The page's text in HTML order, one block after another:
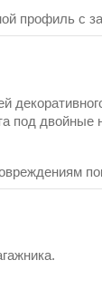
профиль с
под двойные